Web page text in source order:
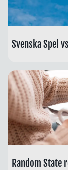
Svenska Spel
Random State